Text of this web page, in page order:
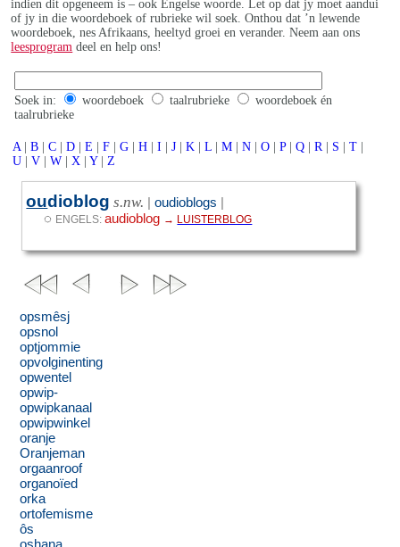
indien dit opgeneem is – ook Engelse woorde. Let op dat jy moet aandui
of jy in die woordeboek of rubrieke wil soek. Onthou dat ’n lewende
woordeboek, nes Afrikaans, heeltyd groei en verander. Neem aan ons
leesprogram deel en help ons!
Soek in: woordeboek taalrubrieke
woordeboek én
taalrubrieke
A | B | C | D | E | F | G | H | I | J | K | L | M | N | O | P | Q | R | S | T |
U | V | W | X | Y | Z
oudioblog s.nw. |oudioblogs |
◌ ENGELS:audioblog → LUISTERBLOG
opsmêsj
opsnol
optjommie
opvolginenting
opwentel
opwip-
opwipkanaal
opwipwinkel
oranje
Oranjeman
orgaanroof
organoïed
orka
ortofemisme
ôs